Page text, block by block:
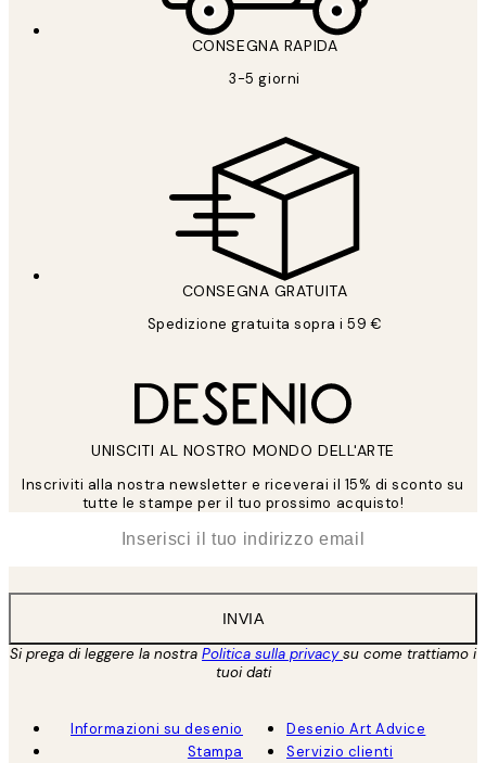
CONSEGNA RAPIDA
3-5 giorni
CONSEGNA GRATUITA
Spedizione gratuita sopra i 59 €
UNISCITI AL NOSTRO MONDO DELL'ARTE
Inscriviti alla nostra newsletter e riceverai il 15% di sconto su
tutte le stampe per il tuo prossimo acquisto!
INVIA
Si prega di leggere la nostra Politica sulla privacysu come trattiamo i
tuoi dati
Informazioni su desenio
Stampa
Desenio Art Advice
Servizio clienti